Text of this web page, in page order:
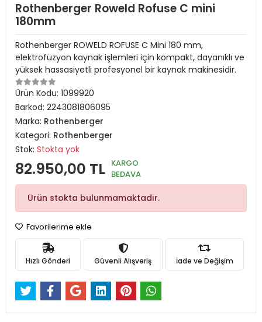
Rothenberger Roweld Rofuse C mini
180mm
Rothenberger ROWELD ROFUSE C Mini 180 mm,
elektrofüzyon kaynak işlemleri için kompakt, dayanıklı ve
yüksek hassasiyetli profesyonel bir kaynak makinesidir.
Ürün Kodu: 1099920
Barkod: 2243081806095
Marka: Rothenberger
Kategori: Rothenberger
Stok: Stokta yok
82.950,00 TL KARGO
BEDAVA
Ürün stokta bulunmamaktadır.
Favorilerime ekle
Hızlı Gönderi Güvenli Alışveriş İade ve Değişim